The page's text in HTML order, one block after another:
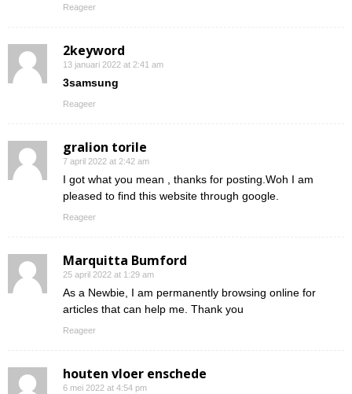
Reageer
2keyword
13 januari 2022 at 2:41 am
3samsung
Reageer
gralion torile
7 april 2022 at 2:42 am
I got what you mean , thanks for posting.Woh I am
pleased to find this website through google.
Reageer
Marquitta Bumford
25 april 2022 at 1:29 am
As a Newbie, I am permanently browsing online for
articles that can help me. Thank you
Reageer
houten vloer enschede
6 mei 2022 at 4:54 pm